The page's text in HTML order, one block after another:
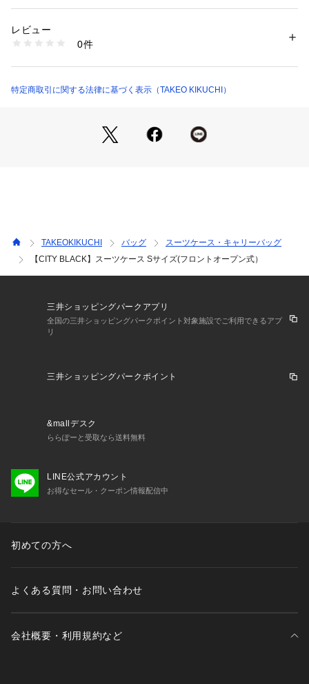
現代のトラベルスタイルに求められる快適さを「陰翳礼讃」の
美意識で表現しています。
クとなっています。
・高純度ポリカーボネート 100%
・フロントオープン機能で開閉ラクラク
・小分け収納に便利。
・A4ファイル収納可
こちらの商品はWEBと一部店舗限定展開の商品となります。
素材：ポリカーボネート
商品番号：
G87-01904 （ショップ）
レビュー
0件
特定商取引に関する法律に基づく表示（TAKEO KIKUCHI）
TAKEOKIKUCHI バッグ
スーツケース・キャリーバッグ
【CITY BLACK】スーツケース Sサイズ(フロントオープン式）
三井ショッピングパークアプリ
全国の三井ショッピングパークポイント対象施設でご利用できるアプ
リ
三井ショッピングパークポイント
&mallデスク
ららぽーと受取なら送料無料
LINE公式アカウント
お得なセール・クーポン情報配信中
初めての方へ
よくある質問・お問い合わせ
会社概要・利用規約など